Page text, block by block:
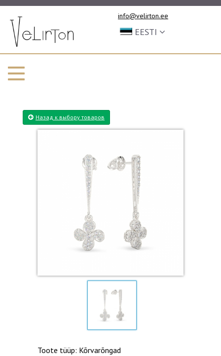
info@velirton.ee
EESTI
Назад к выбору товаров
Toote tüüp: Kõrvarõngad